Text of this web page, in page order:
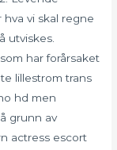
vi skal regne
utviskes.
har forårsaket
lillestrom trans
hd men
grunn av
actress escort